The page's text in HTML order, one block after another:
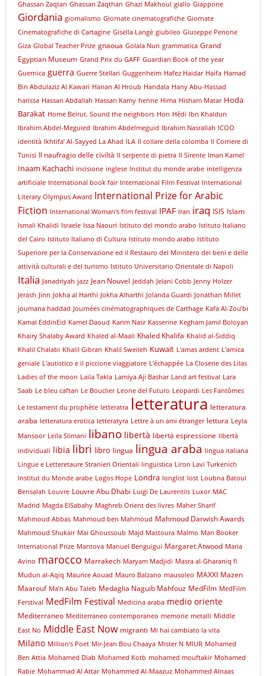
Ghassan Zaqtan Ghassan Zaqthan Ghazi Makhoul giallo Giappone
Giordania giornalismo Giornate cinematografiche Giornate
Cinematografiche di Cartagine Gisella Langè giubileo Giuseppe Penone
Giza Global Teacher Prize gnaoua Golala Nuri grammatica Grand
Egyptian Museum Grand Prix du GAFF Guardian Book of the year
Guernica guerra Guerre Stellari Guggenheim Hafez Haidar Haifa Hamad
Bin Abdulaziz Al Kawari Hanan Al Hroub Handala Hany Abu-Hassad
harissa Hassan Abdallah Hassan Kamy henne Hima Hisham Matar Hoda
Barakat Home Beirut. Sound the neighbors Hon Hédi Ibn Khaldun
Ibrahim Abdel-Meguied Ibrahim Abdelmeguid Ibrahim Nasrallah ICOO
identità Ikhtifa’ Al-Sayyed La Ahad ILA Il collare della colomba Il Corriere di
Tunisi Il naufragio delle civiltà Il serpente di pietra Il Sirente Iman Kamel
Inaam Kachachi incisione inglese Institut du monde arabe intelligenza
artificiale International book fair International Film Festival International
Literary Olympus Award International Prize for Arabic
Fiction International Woman's film festival IPAF Iran iraq ISIS Islam
Ismali Khalidi Israele Issa Naouri Istituto del mondo arabo Istituto Italiano
del Cairo Istituto Italiano di Cultura Istituto mondo arabo Istituto
Superiore per la Conservazione ed il Restauro del Ministero dei beni e delle
attività culturali e del turismo Istituto Universitario Orientale di Napoli
Italia Janadriyah jazz Jean Nouvel Jeddah Jelani Cobb Jenny Holzer
Jerash Jinn Jokha al Harthi Jokha Alharthi Jolanda Guardi Jonathan Millet
joumana haddad Journées cinématographiques de Carthage Kafa Al-Zou’bi
Kamal EddinEid Kamel Daoud Karim Nasr Kasserine Kegham Jamil Boloyan
Khairy Shalaby Award Khaled al-Maali Khaled Khalifa Khalid al-Siddiq
Khalil Chalabi Khalil Gibran Khalil Sweileh Kuwait L'amas ardent L'amica
geniale L'autistico e il piccione viaggiatore L'échappée La Closerie des Lilas
Ladies of the moon Laila Takla Lamiya Aji Bashar Land art festival Lara
Saab Le bleu caftan Le Bouclier Leone del Futuro Leopardi Les Fantômes
Le testament du prophète letteratra letteratura letteratura
araba letteratura erotica letteratyra Lettre à un ami étranger lettura Leyla
Mansoor Leïla Slimani libano libertà libertà espressione libertà
individuali libia libri libro lingua lingua araba lingua italiana
Lingue e Letteretaure Stranieri Orientali linguistica Liron Lavi Turkenich
lnstitut du Monde arabe Logos Hope Londra longlist lost Loubna Batoul
Bensalah Louvre Louvre Abu Dhabi Luigi De Laurentiis Luxor MAC
Madrid Magda ElSabahy Maghreb Orient des livres Maher Sharif
Mahmoud Abbas Mahmoud ben Mahmoud Mahmoud Darwish Awards
Mahmoud Shukair Mai Ghoussoub Majd Mastoura Malmo Man Booker
International Prize Mantova Manuel Benguigui Margaret Atwood Maria
Avino marocco Marrakech Maryam Madjidi Masra al-Gharaniq fi
Mudun al-Aqiq Maurice Aouad Mauro Balzano mausoleo MAXXI Mazen
Maarouf Ma’n Abu Taleb Medaglia Naguib Mahfouz MedFilm MedFilm
Ferstival MedFilm Festival Medicina araba medio oriente
Mediterraneo Mediterraneo contemporaneo memorie metalli Middle
East No Middle East Now migranti Mi hai cambiato la vita
Milano Million's Poet Mir-Jean Bou Chaaya Mister N MIUR Mohamed
Ben Attia Mohamed Diab Mohamed Kotb mohamed mouftakir Mohamed
Rabie Mohammad Al Attar Mohammed Al-Maazuz Mohammed Alnaas